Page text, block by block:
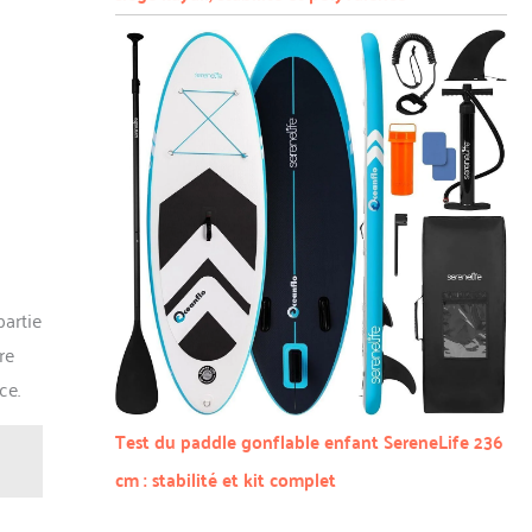
Test du paddle gonflable enfant SereneLife 236
cm : stabilité et kit complet